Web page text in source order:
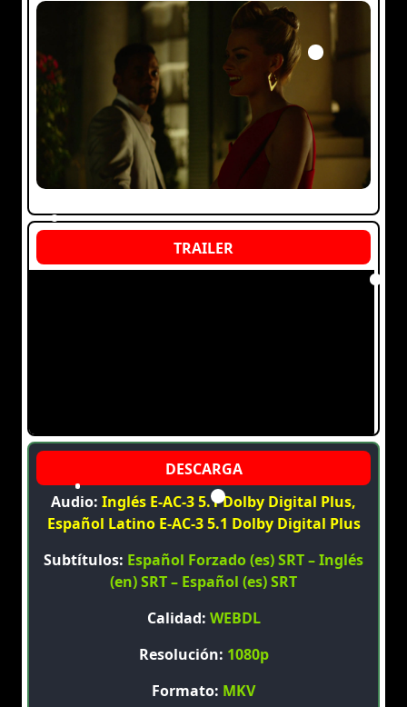
Audio: Inglés E-AC-3 5.1 Dolby Digital Plus,
Español Latino E-AC-3 5.1 Dolby Digital Plus
Subtítulos: Español Forzado (es) SRT – Inglés
(en) SRT – Español (es) SRT
Calidad: WEBDL
Resolución: 1080p
Formato: MKV